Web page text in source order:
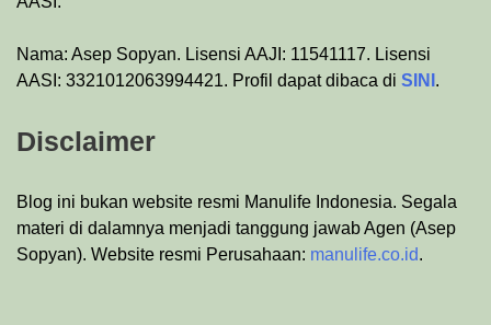
Nama: Asep Sopyan. Lisensi AAJI: 11541117. Lisensi
AASI: 3321012063994421. Profil dapat dibaca di SINI .
Disclaimer
Blog ini bukan website resmi Manulife Indonesia. Segala
materi di dalamnya menjadi tanggung jawab Agen (Asep
Sopyan). Website resmi Perusahaan: manulife.co.id.